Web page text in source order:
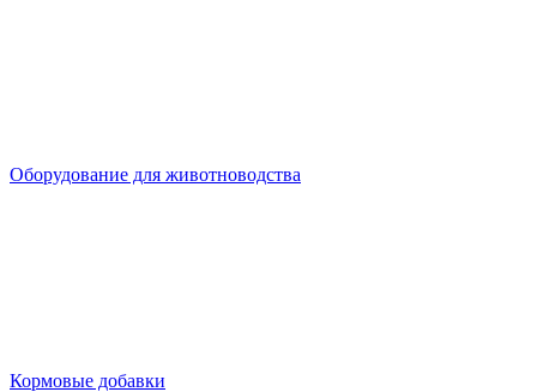
Оборудование для животноводства
Кормовые добавки